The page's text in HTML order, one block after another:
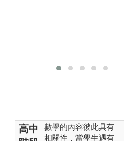
高中
數學的內容彼此具有
相關性，當學生遇有